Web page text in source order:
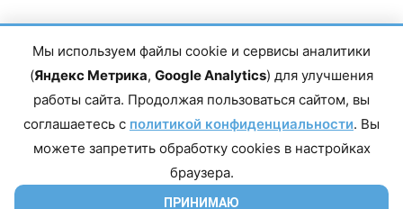
Главный редактор сетевого издания Магомаев Тимур Нухович. Контакты
редакции: 8(988)-292-94-34 Почта: vestiskfo@gmail.com По вопросам
Дагестан, г. Махачкала, пр-т Насрутдинова, д. 1а. Все права защищены.
Копирование и использование полных материалов запрещено, частичное
цитирование возможно только при условии гиперссылки на сайт mirmol.ru.
Мы используем файлы cookie и сервисы аналитики
(Яндекс Метрика, Google Analytics) для улучшения
работы сайта. Продолжая пользоваться сайтом, вы
соглашаетесь с политикой конфиденциальности. Вы
можете запретить обработку cookies в настройках
браузера.
ПРИНИМАЮ